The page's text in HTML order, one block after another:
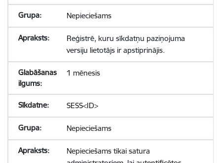
Nepieciešams
Reģistrē, kuru sīkdatņu paziņojuma
versiju lietotājs ir apstiprinājis.
1 mēnesis
SESS<ID>
Nepieciešams
Nepieciešams tikai satura